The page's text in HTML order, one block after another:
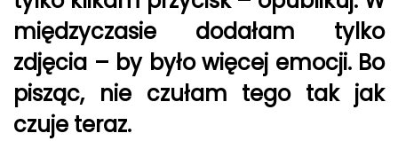
międzyczasie dodałam tylko
zdjęcia – by było więcej emocji. Bo
pisząc, nie czułam tego tak jak
czuje teraz.